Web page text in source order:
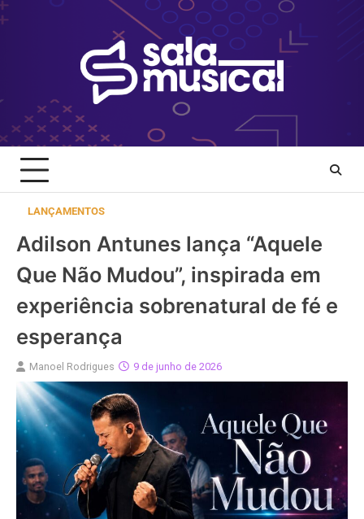
Skip
to
LANÇAMENTOS
Adilson Antunes lança “Aquele
Que Não Mudou”, inspirada em
experiência sobrenatural de fé e
esperança
Manoel Rodrigues 9 de junho de 2026